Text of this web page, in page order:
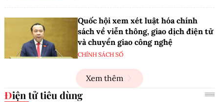
Quốc hội xem xét luật hóa chính
sách về viễn thông, giao dịch điện tử
và chuyển giao công nghệ
CHÍNH SÁCH SỐ
Xem thêm
Điện tử tiêu dùng